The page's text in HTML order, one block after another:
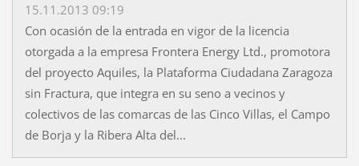
15.11.2013 09:19
Con ocasión de la entrada en vigor de la licencia
otorgada a la empresa Frontera Energy Ltd., promotora
del proyecto Aquiles, la Plataforma Ciudadana Zaragoza
sin Fractura, que integra en su seno a vecinos y
colectivos de las comarcas de las Cinco Villas, el Campo
de Borja y la Ribera Alta del...